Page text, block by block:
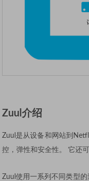
Zuul介绍
Zuul是从设备和网站到
控，弹性和安全性。 它还
Zuul使用一系列不同类型